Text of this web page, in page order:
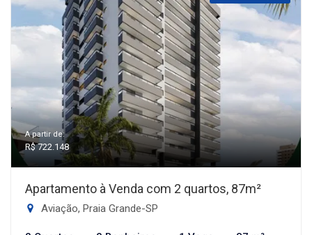
A partir de:
R$ 722.148
Apartamento à Venda com 2 quartos, 87m²
Aviação, Praia Grande-SP